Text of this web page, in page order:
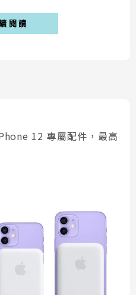
閱讀
12 專屬配件，最高